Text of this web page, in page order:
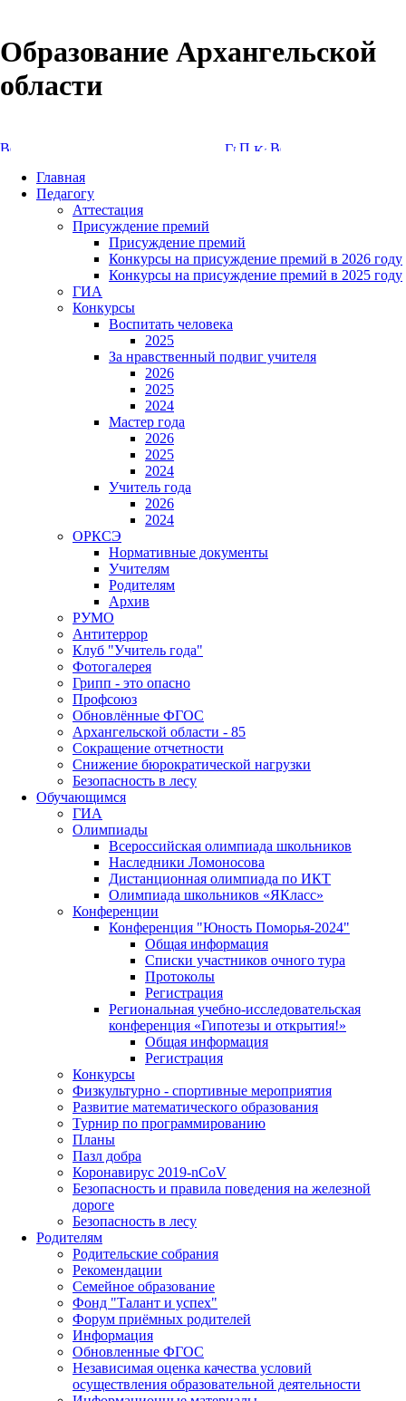
Образование Архангельской
области
Главная
Педагогу
Аттестация
Присуждение премий
Присуждение премий
Конкурсы на присуждение премий в 2026 году
Конкурсы на присуждение премий в 2025 году
ГИА
Конкурсы
Воспитать человека
2025
За нравственный подвиг учителя
2026
2025
2024
Мастер года
2026
2025
2024
Учитель года
2026
2024
ОРКСЭ
Нормативные документы
Учителям
Родителям
Архив
РУМО
Антитеррор
Клуб "Учитель года"
Фотогалерея
Грипп - это опасно
Профсоюз
Обновлённые ФГОС
Архангельской области - 85
Сокращение отчетности
Снижение бюрократической нагрузки
Безопасность в лесу
Обучающимся
ГИА
Олимпиады
Всероссийская олимпиада школьников
Наследники Ломоносова
Дистанционная олимпиада по ИКТ
Олимпиада школьников «ЯКласс»
Конференции
Конференция "Юность Поморья-2024"
Общая информация
Списки участников очного тура
Протоколы
Регистрация
Региональная учебно-исследовательская
конференция «Гипотезы и открытия!»
Общая информация
Регистрация
Конкурсы
Физкультурно - спортивные мероприятия
Развитие математического образования
Турнир по программированию
Планы
Пазл добра
Коронавирус 2019-nCoV
Безопасность и правила поведения на железной
дороге
Безопасность в лесу
Родителям
Родительские собрания
Рекомендации
Семейное образование
Фонд "Талант и успех"
Форум приёмных родителей
Информация
Обновленные ФГОС
Независимая оценка качества условий
осуществления образовательной деятельности